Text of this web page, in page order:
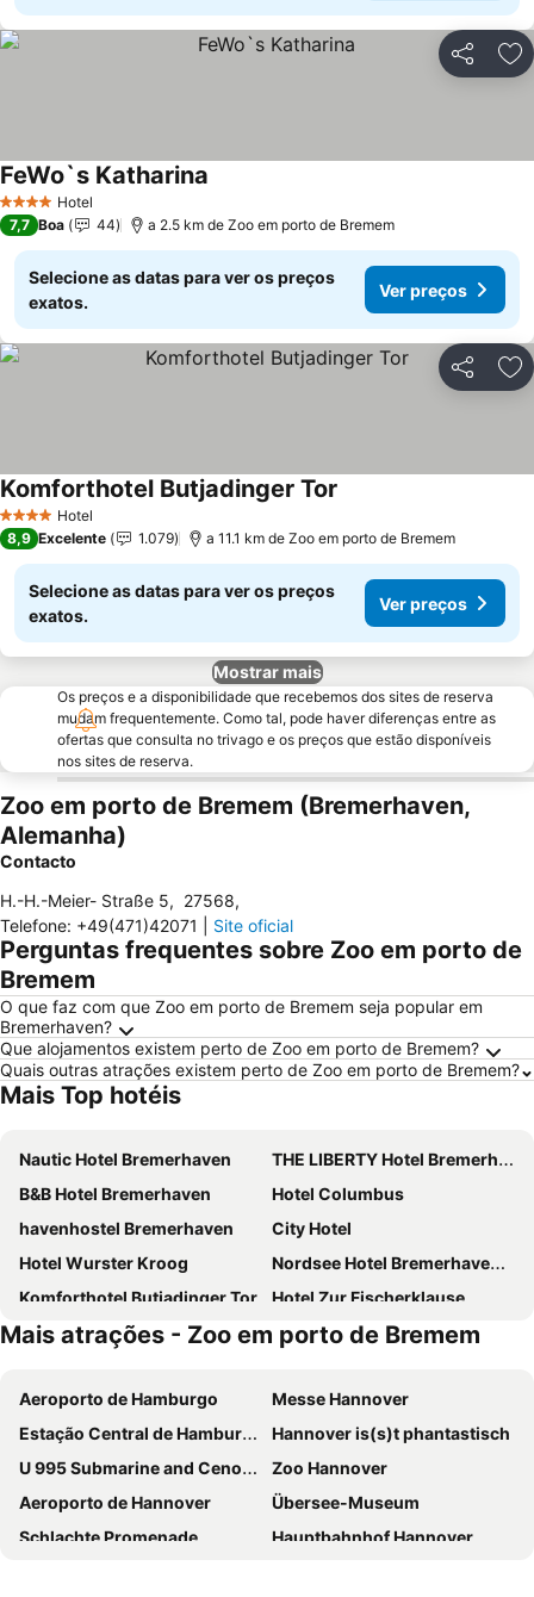
Partilhar
4 EstrelasHotel
FeWo`s Katharina
7,7 Boa 44 a 2.5 km de Zoo em porto de Bremem
Selecione as datas para ver os preços
exatos.
Ver preços
Partilhar
4 EstrelasHotel
Komforthotel Butjadinger Tor
8,9 Excelente 1.079 a 11.1 km de Zoo em porto de Bremem
Selecione as datas para ver os preços
exatos.
Ver preços
Mostrar mais
Os preços e a disponibilidade que recebemos dos sites de reserva
mudam frequentemente. Como tal, pode haver diferenças entre as
ofertas que consulta no trivago e os preços que estão disponíveis
nos sites de reserva.
Zoo em porto de Bremem (Bremerhaven,
Alemanha)
Contacto
H.-H.-Meier- Straße 5, 27568,
Telefone: +49(471)42071 Site oficial
Perguntas frequentes sobre Zoo em porto de
Bremem
O que faz com que Zoo em porto de Bremem seja popular em
Bremerhaven?
Que alojamentos existem perto de Zoo em porto de Bremem?
Quais outras atrações existem perto de Zoo em porto de Bremem?
Mais Top hotéis
Nautic Hotel Bremerhaven
THE LIBERTY Hotel Bremerhaven BW Signature Collection
B&B Hotel Bremerhaven
Hotel Columbus
havenhostel Bremerhaven
City Hotel
Hotel Wurster Kroog
Nordsee Hotel Bremerhaven City
Komforthotel Butjadinger Tor
Hotel Zur Fischerklause
Mais atrações - Zoo em porto de Bremem
Aeroporto de Hamburgo
Messe Hannover
Estação Central de Hamburgo
Hannover is(s)t phantastisch
U 995 Submarine and Cenotaph
Zoo Hannover
Aeroporto de Hannover
Übersee-Museum
Schlachte Promenade
Hauptbahnhof Hannover